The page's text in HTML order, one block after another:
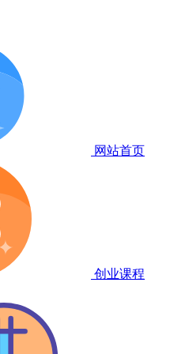
网站首页
创业课程